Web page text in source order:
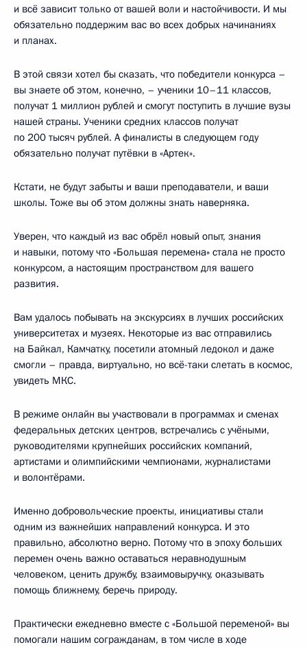
и всё зависит только от вашей воли и настойчивости. И мы
обязательно поддержим вас во всех добрых начинаниях
и планах.
В этой связи хотел бы сказать, что победители конкурса –
вы знаете об этом, конечно, – ученики 10–11 классов,
получат 1 миллион рублей и смогут поступить в лучшие вузы
нашей страны. Ученики средних классов получат
по 200 тысяч рублей. А финалисты в следующем году
обязательно получат путёвки в «Артек».
Кстати, не будут забыты и ваши преподаватели, и ваши
школы. Тоже вы об этом должны знать наверняка.
Уверен, что каждый из вас обрёл новый опыт, знания
и навыки, потому что «Большая перемена» стала не просто
конкурсом, а настоящим пространством для вашего
развития.
Вам удалось побывать на экскурсиях в лучших российских
университетах и музеях. Некоторые из вас отправились
на Байкал, Камчатку, посетили атомный ледокол и даже
смогли – правда, виртуально, но всё-таки слетать в космос,
увидеть МКС.
В режиме онлайн вы участвовали в программах и сменах
федеральных детских центров, встречались с учёными,
руководителями крупнейших российских компаний,
артистами и олимпийскими чемпионами, журналистами
и волонтёрами.
Именно добровольческие проекты, инициативы стали
одним из важнейших направлений конкурса. И это
правильно, абсолютно верно. Потому что в эпоху больших
перемен очень важно оставаться неравнодушным
человеком, ценить дружбу, взаимовыручку, оказывать
помощь ближнему, беречь природу.
Практически ежедневно вместе с «Большой переменой» вы
помогали нашим согражданам, в том числе в ходе